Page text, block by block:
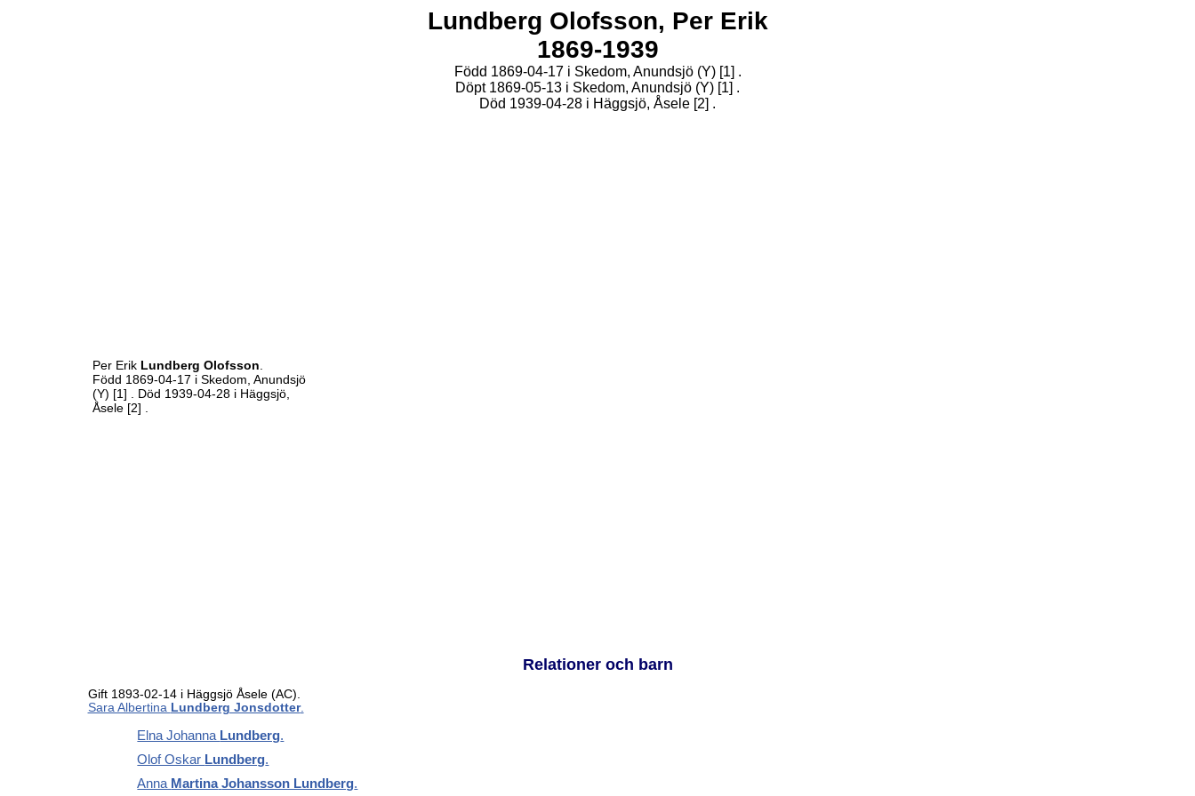
Lundberg Olofsson, Per Erik
1869-1939
Född 1869-04-17 i Skedom, Anundsjö (Y) [1] .
Döpt 1869-05-13 i Skedom, Anundsjö (Y) [1] .
Död 1939-04-28 i Häggsjö, Åsele [2] .
Per Erik Lundberg Olofsson
Född 1869-04-17 i Skedom, Anundsjö
(Y) [1]
. Död 1939-04-28 i Häggsjö,
Åsele [2]
Relationer och barn
Gift 1893-02-14 i Häggsjö Åsele (AC).
Sara Albertina Lundberg Jonsdotter.
Elna Johanna Lundberg.
Olof Oskar Lundberg.
Anna Martina Johansson Lundberg.